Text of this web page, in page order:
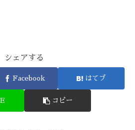
シェアする
Facebook はてブ
コピー